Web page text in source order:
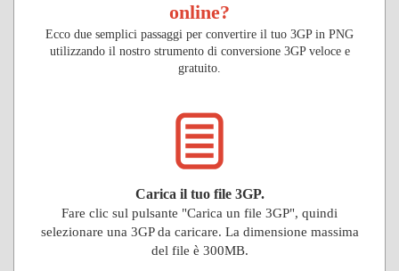
online?
Ecco due semplici passaggi per convertire il tuo 3GP in PNG
utilizzando il nostro strumento di conversione 3GP veloce e
gratuito.
Carica il tuo file 3GP.
Fare clic sul pulsante "Carica un file 3GP", quindi
selezionare una 3GP da caricare. La dimensione massima
del file è 300MB.